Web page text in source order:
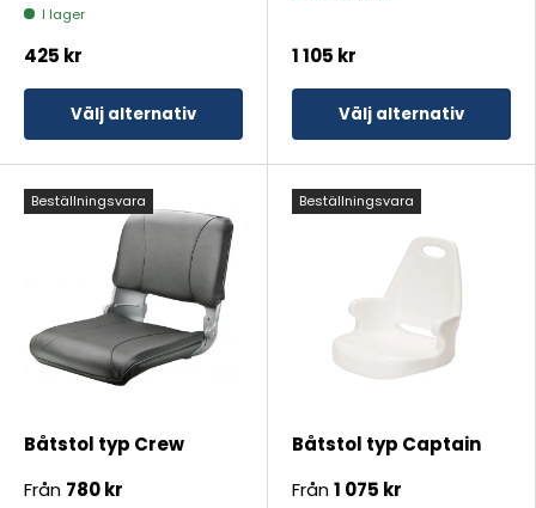
I lager
425 kr
Välj alternativ
1 105 kr
Välj alternativ
Beställningsvara
Båtstol typ Crew
Från 780 kr
Beställningsvara
Båtstol typ Captain
Från1 075 kr